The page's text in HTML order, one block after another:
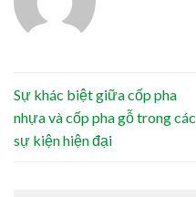
Sự khác biệt giữa cốp pha
nhựa và cốp pha gỗ trong các
sự kiện hiện đại